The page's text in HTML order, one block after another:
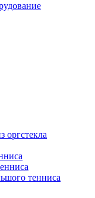
оргстекла
тенниса